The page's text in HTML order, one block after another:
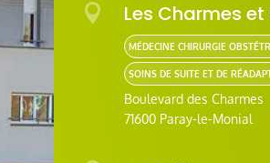
 Les Charmes et
MÉDECINE CHIRURGIE
SOINS DE SUITE ET DE
Boulevard des Charmes
71600 Paray-le-Monial